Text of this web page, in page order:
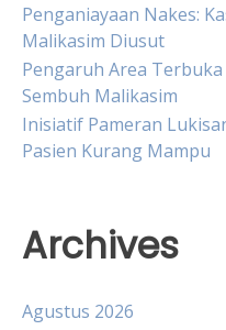
Penganiayaan Nakes:
Malikasim Diusut
Pengaruh Area
Sembuh Malikasim
Inisiatif Pameran
Pasien Kurang Mampu
Archives
Agustus 2026